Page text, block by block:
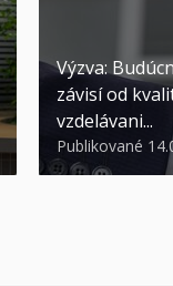
Výzva:
závisí od
vzdelávani...
Publikované